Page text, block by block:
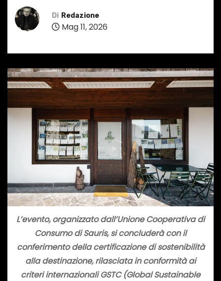
Di Redazione
Mag 11, 2026
L’evento, organizzato dall’Unione Cooperativa di
Consumo di Sauris, si concluderà con il
conferimento della certificazione di sostenibilità
alla destinazione, rilasciata in conformità ai
criteri internazionali GSTC (Global Sustainable